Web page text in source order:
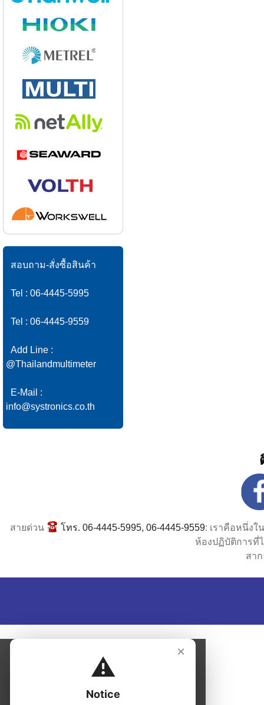
สอบถาม-สั่งซื้อสินค้า
Tel : 06-4445-5995
Tel : 06-4445-9559
Add Line :
info@systronics.co.th
ห้องปฏิบัติการที่
Notice
Please close this notice to continue to the
page.
Close